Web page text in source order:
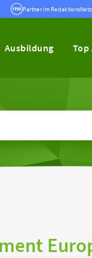
Partner im
Ausbildung Top